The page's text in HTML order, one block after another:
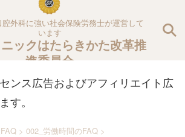
外科に強い社会保険労務士が運営して
います
ックはたらきかた改革推
進委員会
ンス広告およびアフィリエイト広
す。
> 002_労働時間のFAQ >